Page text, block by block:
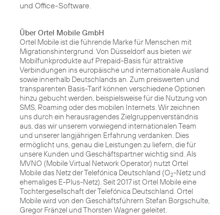
Über Ortel Mobile GmbH
Ortel Mobile ist die führende Marke für Menschen mit
Migrationshintergrund. Von Düsseldorf aus bieten wir
Mobilfunkprodukte auf Prepaid-Basis für attraktive
Verbindungen ins europäische und internationale Ausland
sowie innerhalb Deutschlands an. Zum preiswerten und
transparenten Basis-Tarif können verschiedene Optionen
hinzu gebucht werden, beispielsweise für die Nutzung von
SMS, Roaming oder des mobilen Internets. Wir zeichnen
uns durch ein herausragendes Zielgruppenverständnis
aus, das wir unserem vorwiegend internationalen Team
und unserer langjährigen Erfahrung verdanken. Dies
ermöglicht uns, genau die Leistungen zu liefern, die für
unsere Kunden und Geschäftspartner wichtig sind. Als
MVNO (Mobile Virtual Network Operator) nutzt Ortel
Mobile das Netz der Telefónica Deutschland (O2-Netz und
ehemaliges E-Plus-Netz). Seit 2017 ist Ortel Mobile eine
Tochtergesellschaft der Telefónica Deutschland. Ortel
Mobile wird von den Geschäftsführern Stefan Borgschulte,
Gregor Fränzel und Thorsten Wagner geleitet.